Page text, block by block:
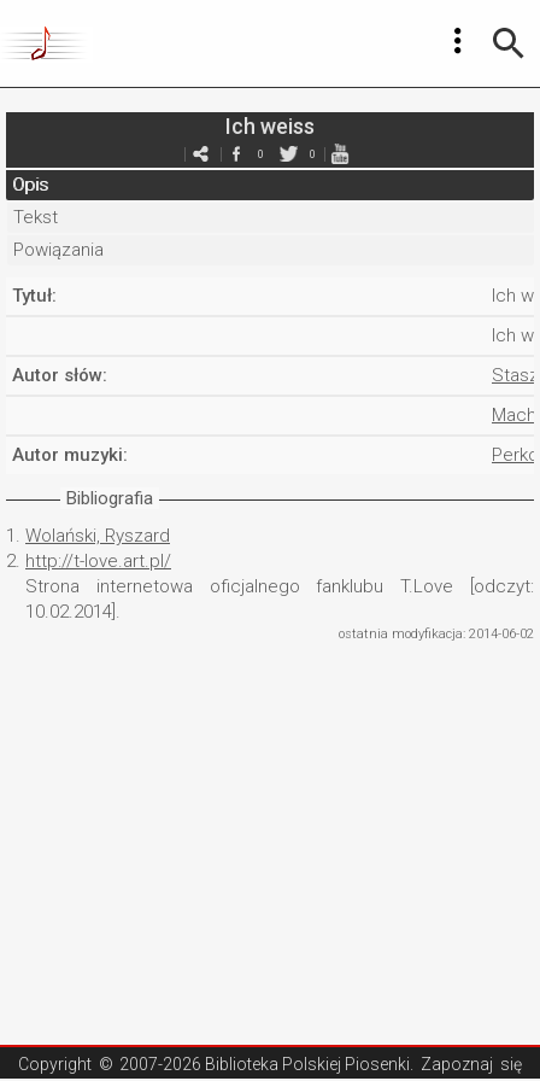
Ich weiss
0 0
Opis
Tekst
Powiązania
Tytuł:
Ich
Ich
Autor słów:
Autor muzyki:
Bibliografia
1. Wolański, Ryszard
2. http://t-love.art.pl/
Strona internetowa oficjalnego fanklubu T.Love [odczyt:
10.02.2014].
ostatnia modyfikacja: 2014-06-02
Copyright © 2007-2026 Biblioteka Polskiej Piosenki . Zapoznaj się